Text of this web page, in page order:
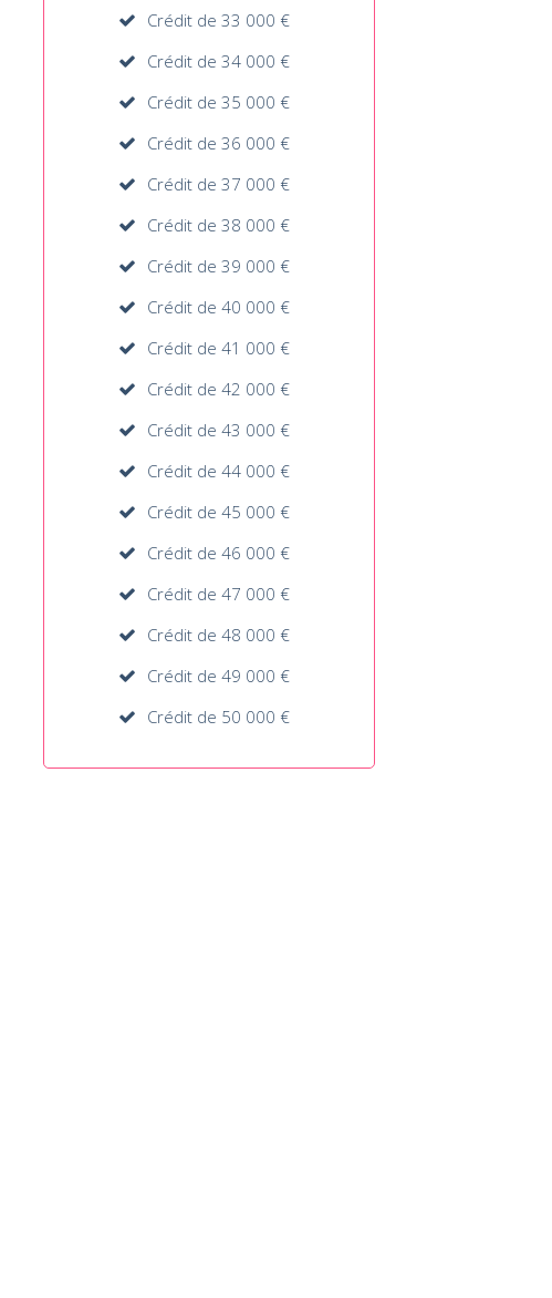
Crédit de 33 000 €
Crédit de 34 000 €
Crédit de 35 000 €
Crédit de 36 000 €
Crédit de 37 000 €
Crédit de 38 000 €
Crédit de 39 000 €
Crédit de 40 000 €
Crédit de 41 000 €
Crédit de 42 000 €
Crédit de 43 000 €
Crédit de 44 000 €
Crédit de 45 000 €
Crédit de 46 000 €
Crédit de 47 000 €
Crédit de 48 000 €
Crédit de 49 000 €
Crédit de 50 000 €